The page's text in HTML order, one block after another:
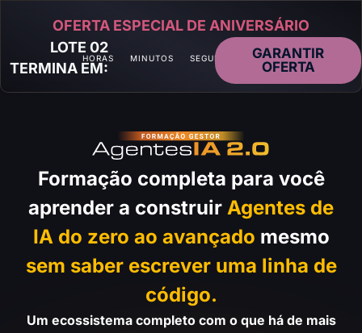
OFERTA ESPECIAL DE ANIVERSÁRIO
LOTE 02
TERMINA EM:
HORAS MINUTOS SEGUNDOS
GARANTIR
OFERTA
Formação completa para você
aprender a construir Agentes de
IA do zero ao avançado mesmo
sem saber escrever uma linha de
código.
Um ecossistema completo com o que há de mais